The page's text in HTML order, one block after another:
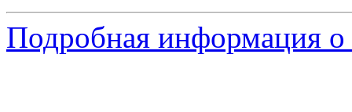
Подробная информация о